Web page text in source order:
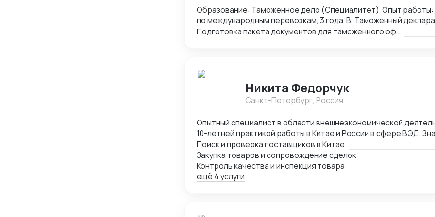
Образование: Таможенное дело (Специалитет) Опыт
по международным перевозкам, 3 года B. Таможенный
Подготовка пакета документов для таможенного оформления
Никита Федорчук
Санкт-Петербург, Россия
Опытный специалист в области внешнеэкономической
10-летней практикой работы в Китае и России в сфере ВЭД.
английский языки на профессиональном уровне, имею
закупках, логистике и международных расчетах. Организую
Китаем: поиск и проверка поставщиков, переговоры,
контроль качества продукции, доставка и оплата
Поиск и проверка поставщиков в Китае
Закупка товаров и сопровождение сделок
Контроль качества и инспекция товара
ещё 4 услуги